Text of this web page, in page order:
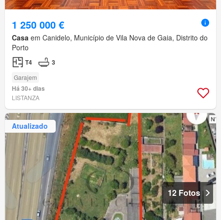
1 250 000 €
Casa em Canidelo, Município de Vila Nova de Gaia, Distrito do
Porto
T4 3
Garajem
Há 30+ dias
LISTANZA
Atualizado
12 Fotos